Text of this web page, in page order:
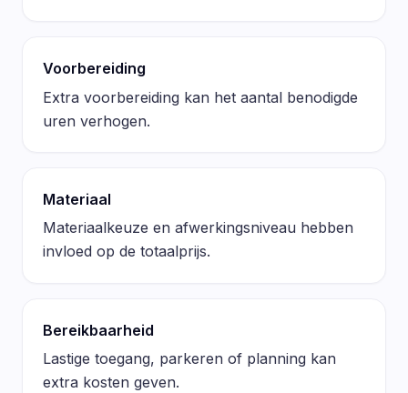
Voorbereiding
Extra voorbereiding kan het aantal benodigde
uren verhogen.
Materiaal
Materiaalkeuze en afwerkingsniveau hebben
invloed op de totaalprijs.
Bereikbaarheid
Lastige toegang, parkeren of planning kan
extra kosten geven.